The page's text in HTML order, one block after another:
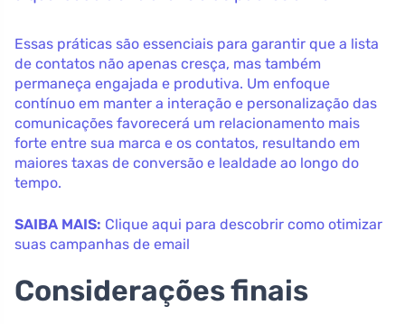
Essas práticas são essenciais para garantir que a lista
de contatos não apenas cresça, mas também
permaneça engajada e produtiva. Um enfoque
contínuo em manter a interação e personalização das
comunicações favorecerá um relacionamento mais
forte entre sua marca e os contatos, resultando em
maiores taxas de conversão e lealdade ao longo do
tempo.
SAIBA MAIS: Clique aqui para descobrir como otimizar
suas campanhas de email
Considerações finais